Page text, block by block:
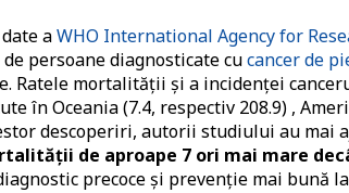
aWHO International Agency for
persoane diagnosticate cucancer de
Ratele mortalității și a incidenței
în Oceania (7.4, respectiv 208.9) ,
descoperiri, autorii studiului au mai
de aproape 7 ori mai mare
precoce și prevenție mai bună